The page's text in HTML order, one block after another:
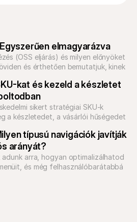
elmagyarázva
(OSS eljárás) és milyen előnyöket
és érthetően bemutatjuk, kinek
kat és kezeld a készletet
sikert stratégiai SKU-k
a készletedet, a vásárlói hűségedet
típusú navigációk javítják
arányát?
arra, hogyan optimalizálhatod
és még felhasználóbarátabbá